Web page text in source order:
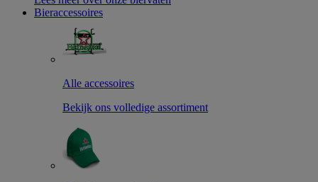
Bieraccessoires
Alle accessoires
Bekijk ons volledige assortiment